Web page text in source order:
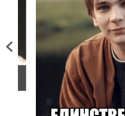
Previous